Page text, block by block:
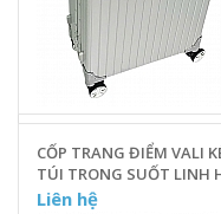
CỐP TRANG ĐIỂM VALI
TÚI TRONG SUỐT LINH
Liên hệ